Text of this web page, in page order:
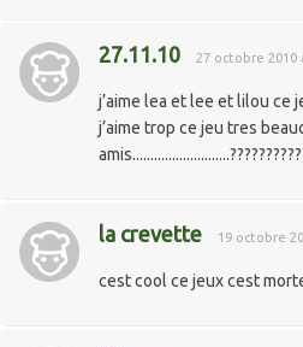
27.11.10 27 octobre 2010
j’aime lea et lee et lilou ce
j’aime trop ce jeu tres
la crevette 19 octobre
cest cool ce jeux cest